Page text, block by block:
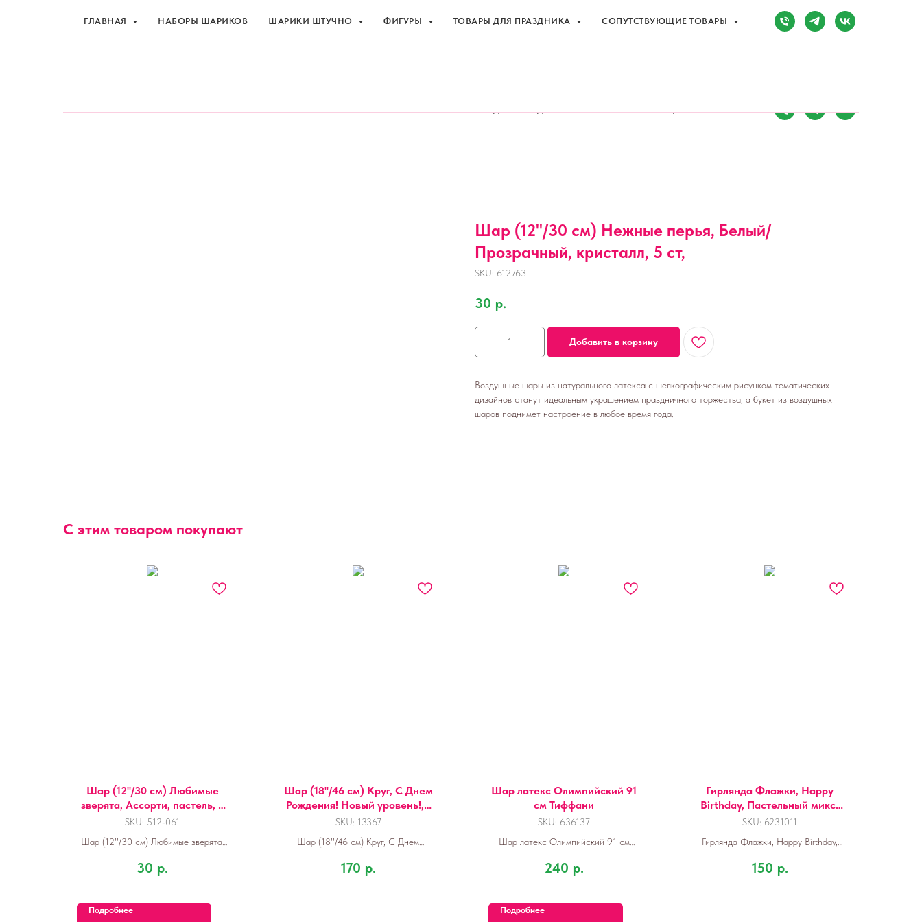
Сочи, Адлер,ул. Мира, д. 14
ГЛАВНАЯ НАБОРЫ ШАРИКОВ ШАРИКИ ШТУЧНО ФИГУРЫ ТОВАРЫ ДЛЯ ПРАЗДНИКА СОПУТСТВУЮЩИЕ ТОВАРЫ
ГЛАВНАЯ НАБОРЫ ШАРИКОВ ШАРИКИ ШТУЧНО ФИГУРЫ ТОВАРЫ ДЛЯ ПРАЗДНИКА СОПУТСТВУЮЩИЕ ТОВАРЫ
Шар (12''/30 см) Нежные перья, Белый/
Прозрачный, кристалл, 5 ст,
SKU: 612763
30 р.
Добавить в корзину
Воздушные шары из натурального латекса с шелкографическим рисунком тематических
дизайнов станут идеальным украшением праздничного торжества, а букет из воздушных
шаров поднимет настроение в любое время года.
С этим товаром покупают
Шар (12''/30 см) Любимые
зверята, Ассорти, пастель, 2
ст, 1 шт.
SKU: 512-061
Шар (12''/30 см) Любимые зверята,
30 р.
Подробнее
Шар (18''/46 см) Круг, С Днем
Рождения! Новый уровень!, 1
шт. в уп.
SKU: 13367
Шар (18''/46 см) Круг, С Днем
упак.
170 р.
Шар латекс Олимпийский 91
см Тиффани
SKU: 636137
Шар латекс Олимпийский 91 см
240 р.
Подробнее
Гирлянда Флажки, Happy
Birthday, Пастельный микс/
Золото, Металлик, 500 см,
SKU: 6231011
Гирлянда Флажки, Happy Birthday,
500 см, 16*12 см, 1 упак.
150 р.